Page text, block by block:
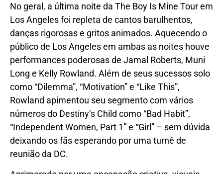
No geral, a última noite da The Boy Is Mine Tour em
Los Angeles foi repleta de cantos barulhentos,
danças rigorosas e gritos animados. Aquecendo o
público de Los Angeles em ambas as noites houve
performances poderosas de Jamal Roberts, Muni
Long e Kelly Rowland. Além de seus sucessos solo
como “Dilemma”, “Motivation” e “Like This”,
Rowland apimentou seu segmento com vários
números do Destiny’s Child como “Bad Habit”,
“Independent Women, Part 1” e “Girl” – sem dúvida
deixando os fãs esperando por uma turnê de
reunião da DC.